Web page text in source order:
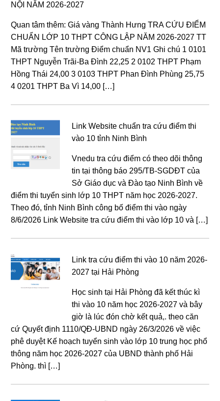
NỘI NĂM 2026-2027
Quan tâm thêm: Giá vàng Thành Hưng TRA CỨU ĐIỂM
CHUẨN LỚP 10 THPT CÔNG LẬP NĂM 2026-2027 TT
Mã trường Tên trường Điểm chuẩn NV1 Ghi chú 1 0101
THPT Nguyễn Trãi-Ba Đình 22,25 2 0102 THPT Phạm
Hồng Thái 24,00 3 0103 THPT Phan Đình Phùng 25,75
4 0201 THPT Ba Vì 14,00 […]
Link Website chuẩn tra cứu điểm thi
vào 10 tỉnh Ninh Bình
Vnedu tra cứu điểm có theo dõi thông
tin tại thông báo 295/TB-SGDĐT của
Sở Giáo dục và Đào tạo Ninh Bình về
điểm thi tuyển sinh lớp 10 THPT năm học 2026-2027.
Theo đó, tỉnh Ninh Bình công bố điểm thi vào ngày
8/6/2026 Link Website tra cứu điểm thi vào lớp 10 và […]
Link tra cứu điểm thi vào 10 năm 2026-
2027 tại Hải Phòng
Học sinh tại Hải Phòng đã kết thúc kì
thi vào 10 năm học 2026-2027 và bây
giờ là lúc đón chờ kết quả,. theo căn
cứ Quyết định 1110/QĐ-UBND ngày 26/3/2026 về việc
phê duyệt Kế hoạch tuyển sinh vào lớp 10 trung học phổ
thông năm học 2026-2027 của UBND thành phố Hải
Phòng. thì […]